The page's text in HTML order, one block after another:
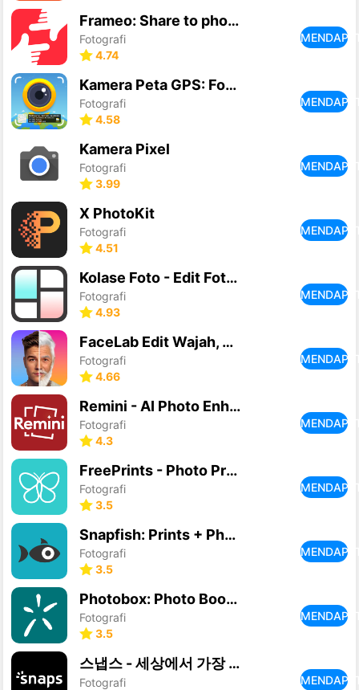
Frameo: Share to photo frames
Fotografi
4.74
Kamera Peta GPS: Foto Geotag
Fotografi
4.58
Kamera Pixel
Fotografi
3.99
X PhotoKit
Fotografi
4.51
Kolase Foto - Edit Foto & Grid
Fotografi
4.93
FaceLab Edit Wajah, Apk Rambut
Fotografi
4.66
Remini - AI Photo Enhancer
Fotografi
4.3
FreePrints - Photo Printing
Fotografi
3.5
Snapfish: Prints + Photo Books
Fotografi
3.5
Photobox: Photo Books & Prints
Fotografi
3.5
스냅스 - 세상에서 가장 편하게 만드는 나만의 굿즈
Fotografi